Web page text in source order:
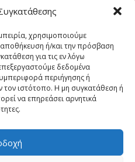
χρησιμοποιούμε
αποθήκευση ή/και την πρόσβαση
για τις εν λόγω
δεδομένα
περιήγησης ή
τον ιστότοπο. Η μη συγκατάθεση ή
να επηρεάσει αρνητικά